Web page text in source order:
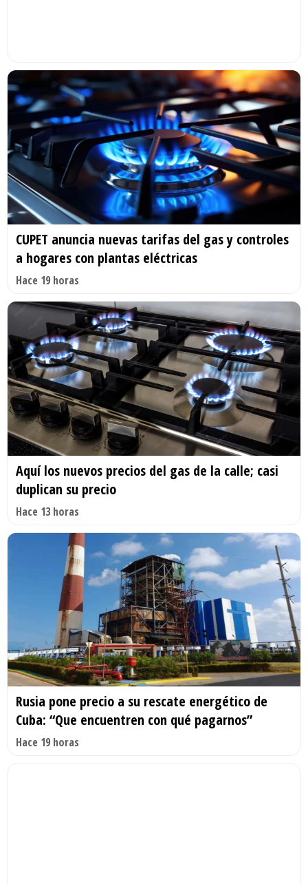
CUPET anuncia nuevas tarifas del gas y controles
a hogares con plantas eléctricas
Hace 19 horas
Aquí los nuevos precios del gas de la calle; casi
duplican su precio
Hace 13 horas
Rusia pone precio a su rescate energético de
Cuba: “Que encuentren con qué pagarnos”
Hace 19 horas